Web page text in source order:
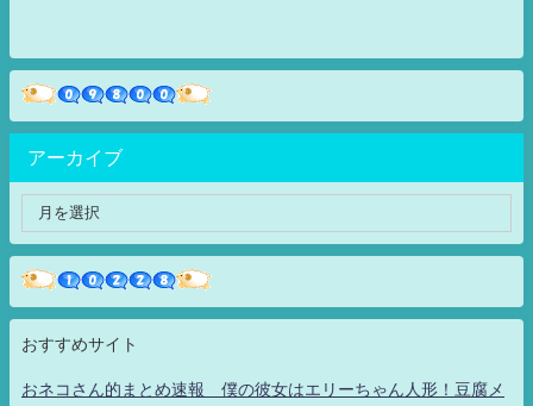
アーカイブ
おすすめサイト
おネコさん的まとめ速報 僕の彼女はエリーちゃん人形！豆腐メ